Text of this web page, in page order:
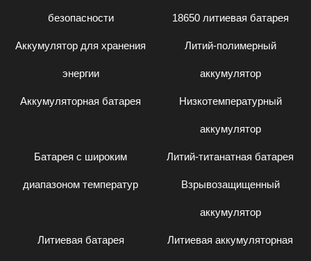
безопасности 18650 литиевая батарея
Аккумулятор для хранения
энергии
Литий-полимерный
аккумулятор
Аккумуляторная батарея Низкотемпературный
аккумулятор
Батарея с широким
диапазоном температур
Литий-титанатная батарея
Взрывозащищенный
аккумулятор
Литиевая батарея Литиевая аккумуляторная